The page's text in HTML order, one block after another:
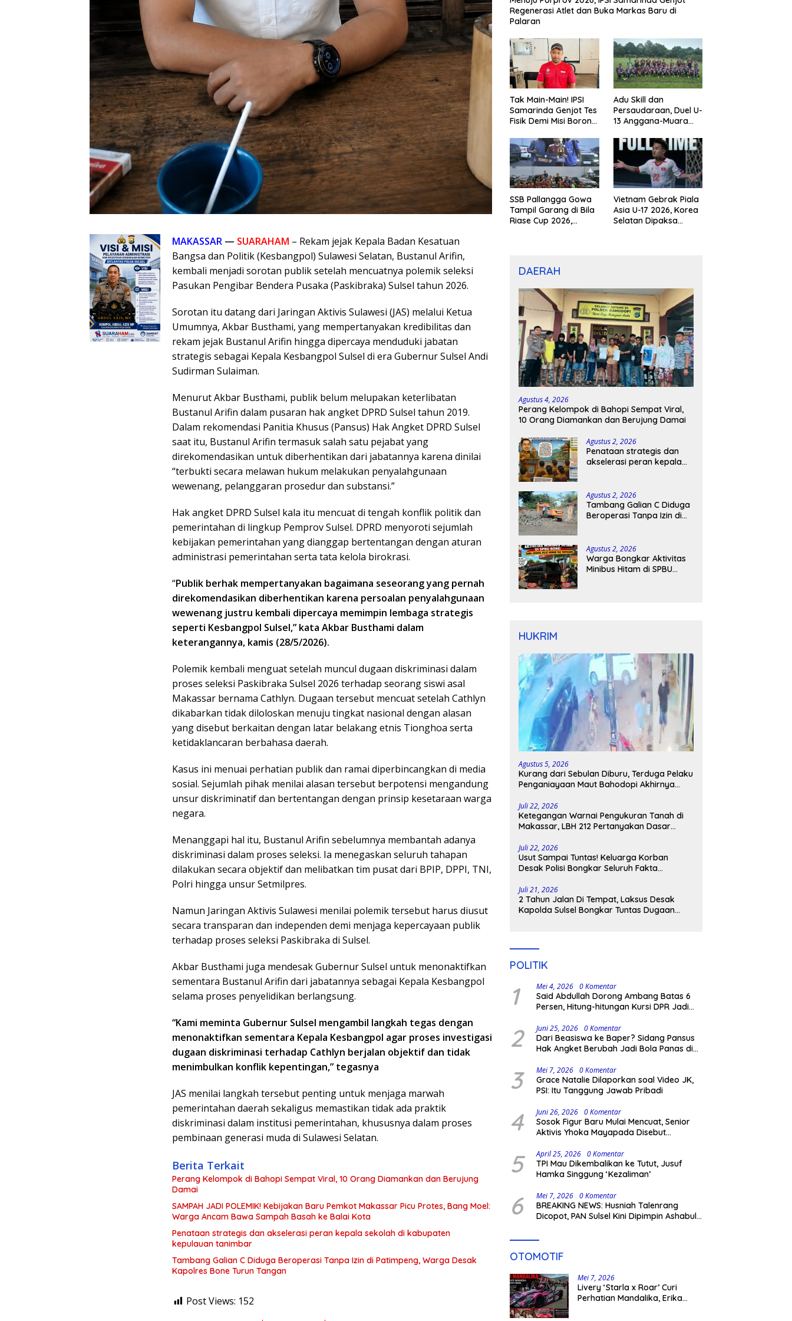
MAKASSAR — SUARAHAM – Rekam jejak Kepala Badan Kesatuan
Bangsa dan Politik (Kesbangpol) Sulawesi Selatan, Bustanul Arifin,
kembali menjadi sorotan publik setelah mencuatnya polemik seleksi
Pasukan Pengibar Bendera Pusaka (Paskibraka) Sulsel tahun 2026.
Sorotan itu datang dari Jaringan Aktivis Sulawesi (JAS) melalui Ketua
Umumnya, Akbar Busthami, yang mempertanyakan kredibilitas dan
rekam jejak Bustanul Arifin hingga dipercaya menduduki jabatan
strategis sebagai Kepala Kesbangpol Sulsel di era Gubernur Sulsel Andi
Sudirman Sulaiman.
Menurut Akbar Busthami, publik belum melupakan keterlibatan
Bustanul Arifin dalam pusaran hak angket DPRD Sulsel tahun 2019.
Dalam rekomendasi Panitia Khusus (Pansus) Hak Angket DPRD Sulsel
saat itu, Bustanul Arifin termasuk salah satu pejabat yang
direkomendasikan untuk diberhentikan dari jabatannya karena dinilai
“terbukti secara melawan hukum melakukan penyalahgunaan
wewenang, pelanggaran prosedur dan substansi.”
Hak angket DPRD Sulsel kala itu mencuat di tengah konflik politik dan
pemerintahan di lingkup Pemprov Sulsel. DPRD menyoroti sejumlah
kebijakan pemerintahan yang dianggap bertentangan dengan aturan
administrasi pemerintahan serta tata kelola birokrasi.
“Publik berhak mempertanyakan bagaimana seseorang yang pernah
direkomendasikan diberhentikan karena persoalan penyalahgunaan
wewenang justru kembali dipercaya memimpin lembaga strategis
seperti Kesbangpol Sulsel,” kata Akbar Busthami dalam
keterangannya, kamis (28/5/2026).
Polemik kembali menguat setelah muncul dugaan diskriminasi dalam
proses seleksi Paskibraka Sulsel 2026 terhadap seorang siswi asal
Makassar bernama Cathlyn. Dugaan tersebut mencuat setelah Cathlyn
dikabarkan tidak diloloskan menuju tingkat nasional dengan alasan
yang disebut berkaitan dengan latar belakang etnis Tionghoa serta
ketidaklancaran berbahasa daerah.
Kasus ini menuai perhatian publik dan ramai diperbincangkan di media
sosial. Sejumlah pihak menilai alasan tersebut berpotensi mengandung
unsur diskriminatif dan bertentangan dengan prinsip kesetaraan warga
negara.
Menanggapi hal itu, Bustanul Arifin sebelumnya membantah adanya
diskriminasi dalam proses seleksi. Ia menegaskan seluruh tahapan
dilakukan secara objektif dan melibatkan tim pusat dari BPIP, DPPI, TNI,
Polri hingga unsur Setmilpres.
Namun Jaringan Aktivis Sulawesi menilai polemik tersebut harus diusut
secara transparan dan independen demi menjaga kepercayaan publik
terhadap proses seleksi Paskibraka di Sulsel.
Akbar Busthami juga mendesak Gubernur Sulsel untuk menonaktifkan
sementara Bustanul Arifin dari jabatannya sebagai Kepala Kesbangpol
selama proses penyelidikan berlangsung.
“Kami meminta Gubernur Sulsel mengambil langkah tegas dengan
menonaktifkan sementara Kepala Kesbangpol agar proses investigasi
dugaan diskriminasi terhadap Cathlyn berjalan objektif dan tidak
menimbulkan konflik kepentingan,” tegasnya
JAS menilai langkah tersebut penting untuk menjaga marwah
pemerintahan daerah sekaligus memastikan tidak ada praktik
diskriminasi dalam institusi pemerintahan, khususnya dalam proses
pembinaan generasi muda di Sulawesi Selatan.
Berita Terkait
Perang Kelompok di Bahopi Sempat Viral, 10 Orang Diamankan dan Berujung
Damai
SAMPAH JADI POLEMIK! Kebijakan Baru Pemkot Makassar Picu Protes, Bang Moel:
Warga Ancam Bawa Sampah Basah ke Balai Kota
Penataan strategis dan akselerasi peran kepala sekolah di kabupaten
kepulauan tanimbar
Tambang Galian C Diduga Beroperasi Tanpa Izin di Patimpeng, Warga Desak
Kapolres Bone Turun Tangan
Post Views: 152
Regenerasi Atlet dan Buka Markas Baru di
Palaran
Tak Main-Main! IPSI
Samarinda Genjot Tes
Fisik Demi Misi Borong
Kaltim 2026
Adu Skill dan
Persaudaraan, Duel U-
13 Anggana-Muara
Meriah
SSB Pallangga Gowa
Tampil Garang di Bila
Riase Cup 2026,
Vietnam Gebrak Piala
Asia U-17 2026, Korea
Selatan Dipaksa
DAERAH
Agustus 4, 2026
Perang Kelompok di Bahopi Sempat Viral,
10 Orang Diamankan dan Berujung Damai
Agustus 2, 2026
Penataan strategis dan
akselerasi peran kepala
Agustus 2, 2026
Tambang Galian C Diduga
Beroperasi Tanpa Izin di
Tangan
Agustus 2, 2026
Warga Bongkar Aktivitas
Minibus Hitam di SPBU
HUKRIM
Agustus 5, 2026
Kurang dari Sebulan Diburu, Terduga Pelaku
Penganiayaan Maut Bahodopi Akhirnya
Juli 22, 2026
Ketegangan Warnai Pengukuran Tanah di
Makassar, LBH 212 Pertanyakan Dasar
Polisi
Juli 22, 2026
Usut Sampai Tuntas! Keluarga Korban
Desak Polisi Bongkar Seluruh Fakta
Juli 21, 2026
2 Tahun Jalan Di Tempat, Laksus Desak
Kapolda Sulsel Bongkar Tuntas Dugaan
POLITIK
1 Mei 4, 2026 0 Komentar
Said Abdullah Dorong Ambang Batas 6
Persen, Hitung-hitungan Kursi DPR Jadi
2 Juni 25, 2026 0 Komentar
Dari Beasiswa ke Baper? Sidang Pansus
Hak Angket Berubah Jadi Bola Panas di
3 Mei 7, 2026 0 Komentar
Grace Natalie Dilaporkan soal Video JK,
PSI: Itu Tanggung Jawab Pribadi
4 Juni 26, 2026 0 Komentar
Sosok Figur Baru Mulai Mencuat, Senior
Aktivis Yhoka Mayapada Disebut
pada Pilkada 2029
5 April 25, 2026 0 Komentar
TPI Mau Dikembalikan ke Tutut, Jusuf
Hamka Singgung ‘Kezaliman’
6 Mei 7, 2026 0 Komentar
BREAKING NEWS: Husniah Talenrang
Dicopot, PAN Sulsel Kini Dipimpin Ashabul
OTOMOTIF
Mei 7, 2026
Livery ‘Starla x Roar’ Curi
Perhatian Mandalika, Erika